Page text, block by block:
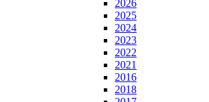
2026
2025
2024
2023
2022
2021
2016
2018